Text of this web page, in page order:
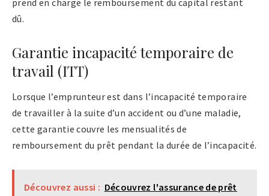
prend en charge le remboursement du capital restant
dû.
Garantie incapacité temporaire de
travail (ITT)
Lorsque l’emprunteur est dans l’incapacité temporaire
de travailler à la suite d’un accident ou d’une maladie,
cette garantie couvre les mensualités de
remboursement du prêt pendant la durée de l’incapacité.
Découvrez aussi : Découvrez l'assurance de prêt